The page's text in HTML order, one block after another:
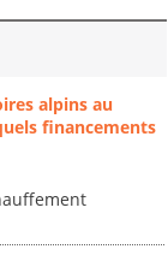
alpins au
financements